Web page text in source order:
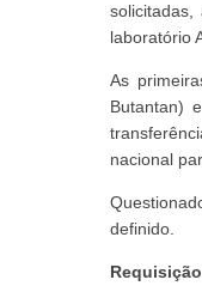
laboratório
As
Butantan)
nacional
definido.